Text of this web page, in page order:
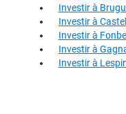
Investir à
Investir à
Investir à
Investir à
Investir à